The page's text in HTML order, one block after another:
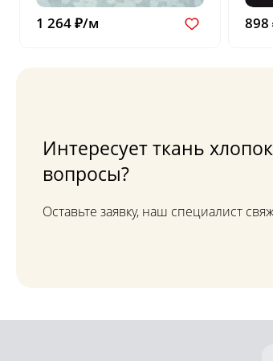
1 264 ₽/м
Интересует ткань
вопросы?
Оставьте заявку, наш специалист